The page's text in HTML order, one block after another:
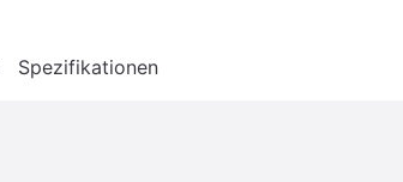
Spezifikationen